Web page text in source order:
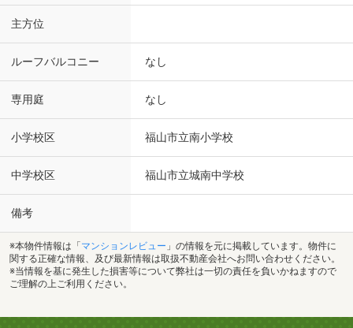
主方位
ルーフバルコニー なし
専用庭 なし
小学校区 福山市立南小学校
中学校区 福山市立城南中学校
備考
※本物件情報は「 マンションレビュー 」の情報を元に掲載しています。物件に
関する正確な情報、及び最新情報は取扱不動産会社へお問い合わせください。
※当情報を基に発生した損害等について弊社は一切の責任を負いかねますので
ご理解の上ご利用ください。